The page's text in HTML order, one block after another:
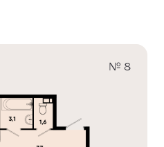
№ 8